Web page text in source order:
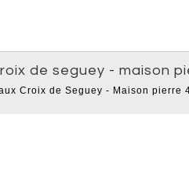
de seguey - maison
Croix de Seguey - Maison pierre